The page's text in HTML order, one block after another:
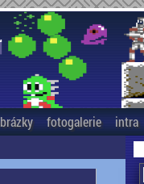
fotogalerie intra